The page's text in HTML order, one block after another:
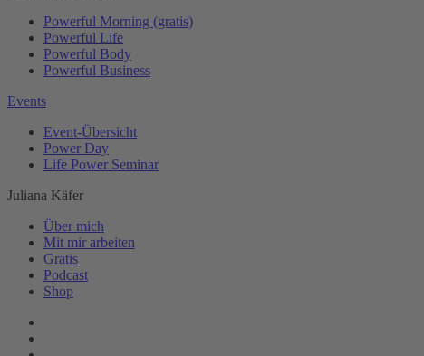
Powerful Morning (gratis)
Powerful Life
Powerful Body
Powerful Business
Events
Event-Übersicht
Power Day
Life Power Seminar
Juliana Käfer
Über mich
Mit mir arbeiten
Gratis
Podcast
Shop